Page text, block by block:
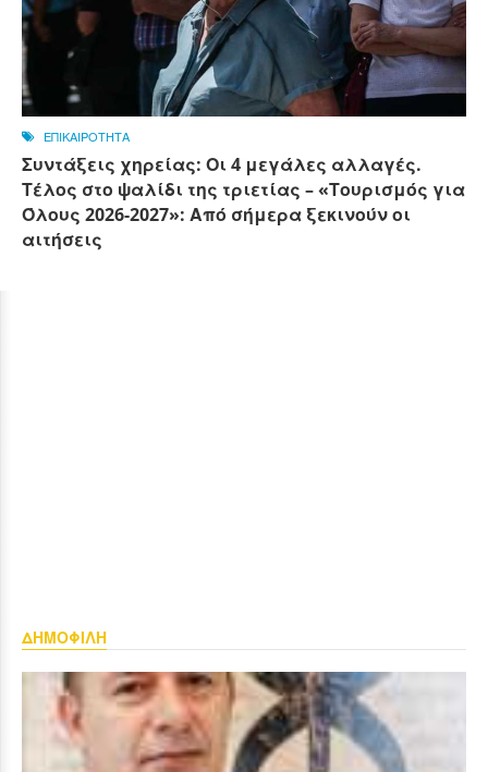
ΕΠΙΚΑΙΡΟΤΗΤΑ
Συντάξεις χηρείας: Οι 4 μεγάλες αλλαγές.
Τέλος στο ψαλίδι της τριετίας – «Τουρισμός για
Όλους 2026-2027»: Από σήμερα ξεκινούν οι
αιτήσεις
ΔΗΜΟΦΙΛΗ